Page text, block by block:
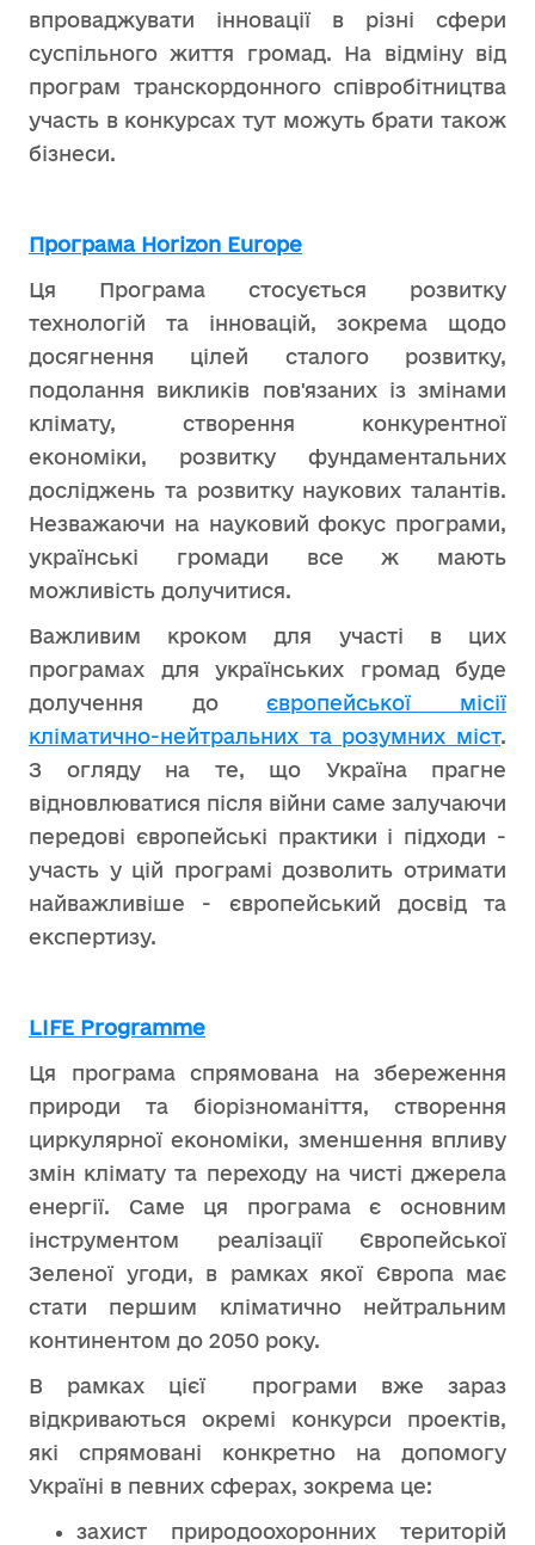
впроваджувати інновації в різні сфери
суспільного життя громад. На відміну від
програм транскордонного співробітництва
участь в конкурсах тут можуть брати також
бізнеси.
Програма Horizon Europe
Ця Програма стосується розвитку
технологій та інновацій, зокрема щодо
досягнення цілей сталого розвитку,
подолання викликів пов'язаних із змінами
клімату, створення конкурентної
економіки, розвитку фундаментальних
досліджень та розвитку наукових талантів.
Незважаючи на науковий фокус програми,
українські громади все ж мають
можливість долучитися.
Важливим кроком для участі в цих
програмах для українських громад буде
долучення доєвропейської місії
кліматично-нейтральних та розумних міст.
З огляду на те, що Україна прагне
відновлюватися після війни саме залучаючи
передові європейські практики і підходи -
участь у цій програмі дозволить отримати
найважливіше - європейський досвід та
експертизу.
LIFE Programme
Ця програма спрямована на збереження
природи та біорізноманіття, створення
циркулярної економіки, зменшення впливу
змін клімату та переходу на чисті джерела
енергії. Саме ця програма є основним
інструментом реалізації Європейської
Зеленої угоди, в рамках якої Європа має
стати першим кліматично нейтральним
континентом до 2050 року.
В рамках цієї програми вже зараз
відкриваються окремі конкурси проектів,
які спрямовані конкретно на допомогу
Україні в певних сферах, зокрема це:
захист природоохоронних територій